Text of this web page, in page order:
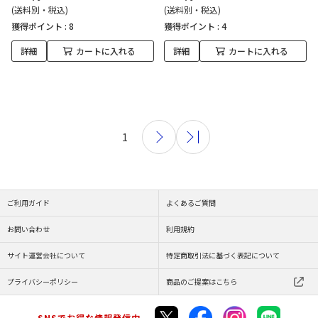
(送料別・税込)
獲得ポイント : 8
詳細 カートに入れる
(送料別・税込)
獲得ポイント : 4
詳細 カートに入れる
1
ご利用ガイド よくあるご質問
お問い合わせ 利用規約
サイト運営会社について 特定商取引法に基づく表記について
プライバシーポリシー 商品のご提案はこちら